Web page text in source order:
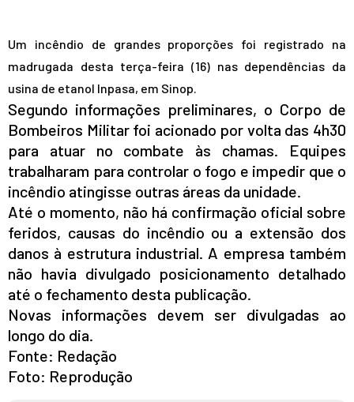
Um incêndio de grandes proporções foi registrado na
madrugada desta terça-feira (16) nas dependências da
usina de etanol Inpasa, em Sinop.
Segundo informações preliminares, o Corpo de
Bombeiros Militar foi acionado por volta das 4h30
para atuar no combate às chamas. Equipes
trabalharam para controlar o fogo e impedir que o
incêndio atingisse outras áreas da unidade.
Até o momento, não há confirmação oficial sobre
feridos, causas do incêndio ou a extensão dos
danos à estrutura industrial. A empresa também
não havia divulgado posicionamento detalhado
até o fechamento desta publicação.
Novas informações devem ser divulgadas ao
longo do dia.
Fonte: Redação
Foto: Reprodução